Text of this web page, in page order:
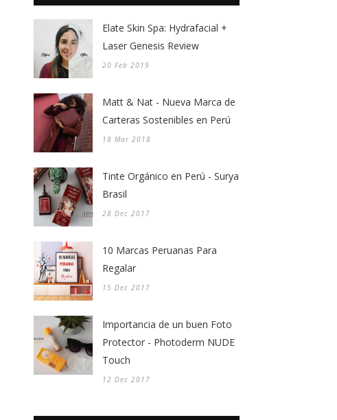
Elate Skin Spa: Hydrafacial +
Laser Genesis Review
20 Feb 2019
Matt & Nat - Nueva Marca de
Carteras Sostenibles en Perú
18 Mar 2018
Tinte Orgánico en Perú - Surya
Brasil
28 Dec 2017
10 Marcas Peruanas Para
Regalar
15 Dec 2017
Importancia de un buen Foto
Protector - Photoderm NUDE
Touch
12 Dec 2017